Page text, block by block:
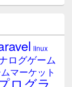
linux
ログゲーム
マーケット
ログラ